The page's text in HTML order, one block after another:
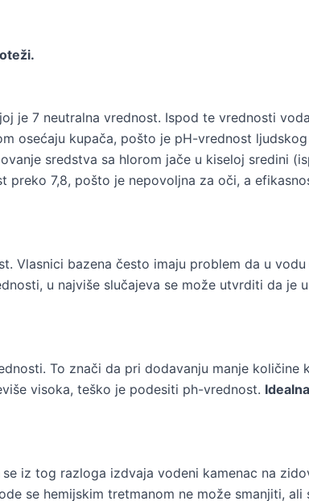
je 7 neutralna vrednost. Ispod te vrednosti
osećaju kupača, pošto je pH-vrednost
sredstva sa hlorom jače u kiseloj sredini
7,8, pošto je nepovoljna za oči, a
Vlasnici bazena često imaju problem da u
u najviše slučajeva se može utvrditi da je
To znači da pri dodavanju manje količine
visoka, teško je podesiti ph-vrednost.
iz tog razloga izdvaja vodeni kamenac na
se hemijskim tretmanom ne može smanjiti,